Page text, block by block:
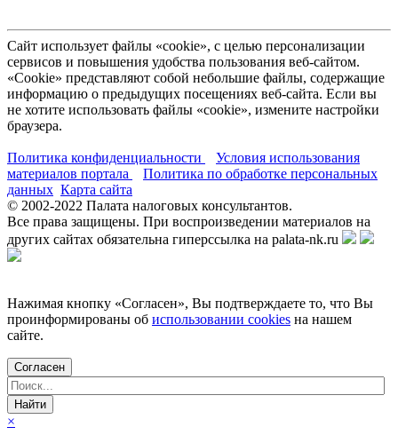
Сайт использует файлы «cookie», с целью персонализации
сервисов и повышения удобства пользования веб-сайтом.
«Cookie» представляют собой небольшие файлы, содержащие
информацию о предыдущих посещениях веб-сайта. Если вы
не хотите использовать файлы «cookie», измените настройки
браузера.
Политика конфиденциальности
Условия использования
материалов портала
Политика по обработке персональных
данных Карта сайта
© 2002-2022 Палата налоговых консультантов.
Все права защищены. При воспроизведении материалов на
других сайтах обязательна гиперссылка на palata-nk.ru
Нажимая кнопку «Согласен», Вы подтверждаете то, что Вы
проинформированы об использовании cookies на нашем
сайте.
Согласен
×